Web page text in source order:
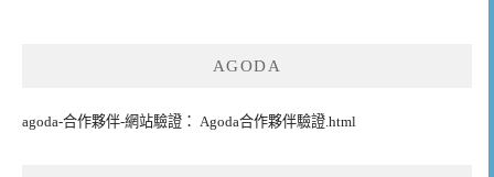
AGODA
agoda-合作夥伴-網站驗證： Agoda合作夥伴驗證.html